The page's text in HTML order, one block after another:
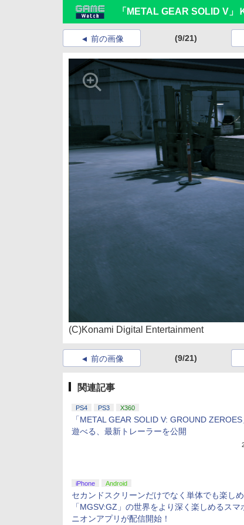
「METAL GEAR SOLID V
前の画像 (9/21)
(C)Konami Digital Entertainment
前の画像 (9/21)
関連記事
PS4 PS3 X360
「METAL GEAR SOLID V: GROUND
遊べる、最新トレーラーを公開
iPhone Android
セカンドスクリーンだけでなく単体でも楽しめ
「MGSV:GZ」の世界をより深く楽しめるスマ
ニオンアプリが配信開始！